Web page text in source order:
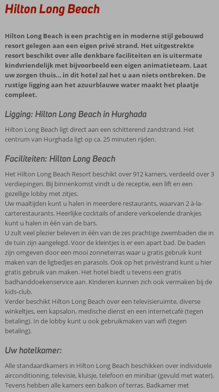
Hilton Long Beach
Hilton Long Beach is een prachtig en in moderne stijl gebouwd
resort gelegen aan een eigen privé strand. Het uitgestrekte
resort beschikt over alle denkbare faciliteiten en is uitermate
kindvriendelijk met bijvoorbeeld een eigen animatieteam. Laat
uw zorgen thuis… in dit hotel zal het u aan niets ontbreken. De
rustige ligging aan het azuurblauwe water maakt het plaatje
compleet.
Ligging: Hilton Long Beach in Hurghada
Hilton Long Beach ligt direct aan een schitterend zandstrand. Het
centrum van Hurghada ligt op ca. 25 minuten rijden.
Faciliteiten: Hilton Long Beach
Het Hilton Long Beach Resort beschikt over 912 kamers, verdeeld over 3
verdiepingen. Bij binnenkomst vindt u de receptie, een lift en een
gezellige lobby met zitjes.
Uw maaltijden kunt u halen in meerdere restaurants, waarvan 2 à-la-
carterestaurants. Heerlijke cocktails of andere verkoelende drankjes
kunt u halen in één van de bars.
U zult veel plezier beleven in één van de zes prachtige zwembaden die in
de tuin zijn aangelegd. Voor de kleintjes is er een apart bad. De baden
zijn omgeven door een mooi zonneterras waar u gratis gebruik kunt
maken van de ligbedjes en parasols. Ook op het privéstrand kunt u hier
gratis gebruik van maken. Het hotel biedt u tevens een gratis
badhanddoekenservice aan. Kinderen kunnen zich ook vermaken bij de
kids-club.
Verder beschikt Hilton Long Beach over een televisieruimte, diverse
winkeltjes, een kapsalon, medische dienst en een internetcafé (tegen
betaling). In de lobby kunt u ook gebruikmaken van wifi (tegen
betaling).
Uw hotelkamer:
Alle standaardkamers in Hilton Long Beach beschikken over individuele
airconditioning, televisie, kluisje, telefoon en minibar (gevuld met water).
Tevens hebben alle kamers een balkon of terras. Badkamer met